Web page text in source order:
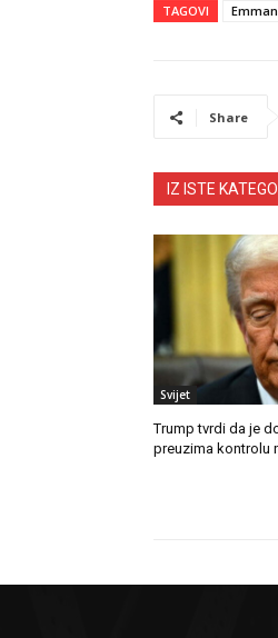
TAGOVI
Share
IZ ISTE
Svijet
Trump tvrdi da je
preuzima kontrolu